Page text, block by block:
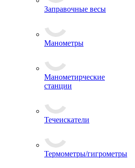
Заправочные весы
Манометры
Манометирческие
станции
Течеискатели
Термометры/гигрометры